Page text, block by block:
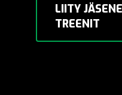
LIITY
TREENIT